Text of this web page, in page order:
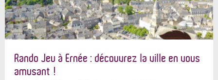
Rando Jeu à Ernée : découvrez la ville en vous
amusant !